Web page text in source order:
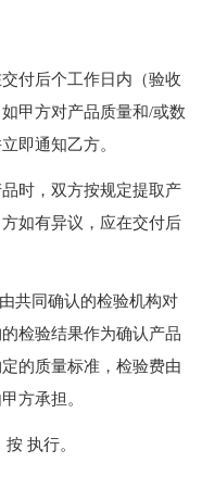
后个工作日内（验收
甲方对产品质量和/或数
即通知乙方。
，双方按规定提取产
如有异议，应在交付后
同确认的检验机构对
检验结果作为确认产品
的质量标准，检验费由
方承担。
执行。